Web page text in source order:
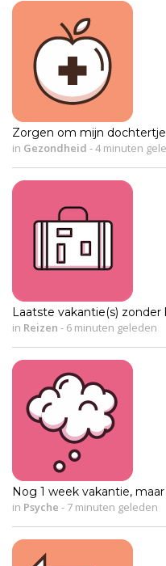
Zorgen om mijn dochtertje
in Gezondheid -4 minuten
Laatste vakantie(s) zonder
in Reizen - 6 minuten geleden
Nog 1 week vakantie,
in Psyche - 7 minuten geleden